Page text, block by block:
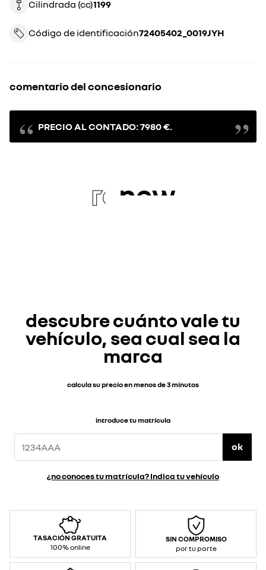
Cilindrada (cc) 1199
Código de identificación 72405402_0019JYH
comentario del concesionario
PRECIO AL CONTADO: 7980 €.
re new
descubre cuánto vale tu
vehículo, sea cual sea la
marca
calcula su precio en menos de 3 minutos
introduce tu matrícula
ok
¿no conoces tu matrícula? Indica tu vehículo
TASACIÓN GRATUITA
100% online
SIN COMPROMISO
por tu parte